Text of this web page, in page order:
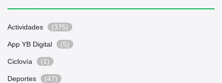
Actividades (375)
App YB Digital (5)
Ciclovía (1)
Deportes (47)